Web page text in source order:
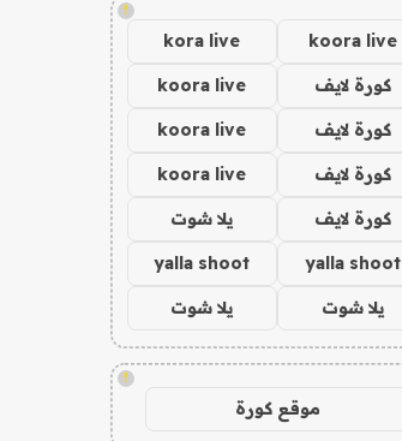
!
koora live
kora live
كورة لايف koora live
كورة لايف koora live
كورة لايف koora live
كورة لايف يلا شوت
yalla shoot
yalla shoot
يلا شوت يلا شوت
!
موقع كورة